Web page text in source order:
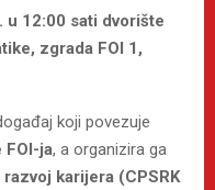
u 12:00 sati dvorište
zgrada FOI 1,
koji povezuje
FOI-ja, a organizira ga
karijera (CPSRK